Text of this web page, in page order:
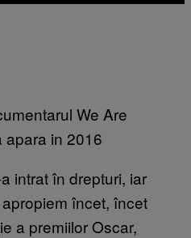
We Are
apara in 2016
intrat în drepturi, iar
încet, încet
a premiilor Oscar,